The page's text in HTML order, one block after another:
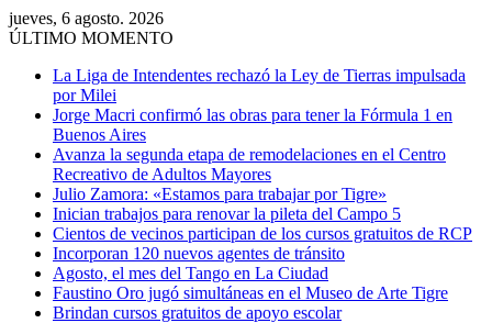
jueves, 6 agosto. 2026
ÚLTIMO MOMENTO
La Liga de Intendentes rechazó la Ley de Tierras impulsada
por Milei
Jorge Macri confirmó las obras para tener la Fórmula 1 en
Buenos Aires
Avanza la segunda etapa de remodelaciones en el Centro
Recreativo de Adultos Mayores
Julio Zamora: «Estamos para trabajar por Tigre»
Inician trabajos para renovar la pileta del Campo 5
Cientos de vecinos participan de los cursos gratuitos de RCP
Incorporan 120 nuevos agentes de tránsito
Agosto, el mes del Tango en La Ciudad
Faustino Oro jugó simultáneas en el Museo de Arte Tigre
Brindan cursos gratuitos de apoyo escolar